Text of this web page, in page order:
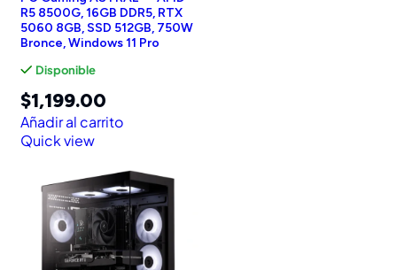
R5 8500G, 16GB DDR5, RTX
5060 8GB, SSD 512GB, 750W
Bronce, Windows 11 Pro
Disponible
$1,199.00
Añadir al carrito
Quick view